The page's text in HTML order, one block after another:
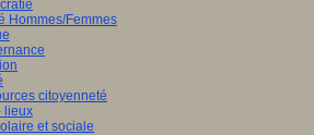
Hommes/Femmes
citoyenneté
lieux
et sociale